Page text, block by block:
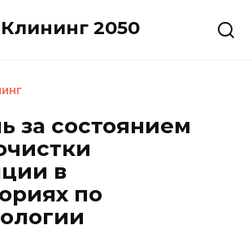
Клининг 2050
за состоянием
в
по